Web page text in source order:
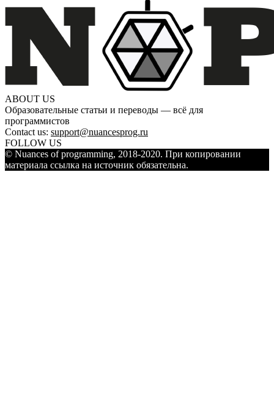
ABOUT US
Образовательные статьи и переводы — всё для
программистов
Contact us: support@nuancesprog.ru
FOLLOW US
© Nuances of programming, 2018-2020. При копировании
материала ссылка на источник обязательна.